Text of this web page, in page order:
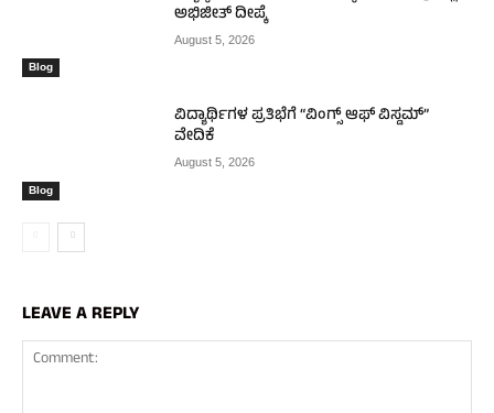
Blog
ಅಭಿಜೀತ್ ದೀಪ್ಕೆ
August 5, 2026
Blog
ವಿದ್ಯಾರ್ಥಿಗಳ ಪ್ರತಿಭೆಗೆ “ವಿಂಗ್ಸ್ ಆಫ್ ವಿಸ್ಡಮ್”
ವೇದಿಕೆ
August 5, 2026
LEAVE A REPLY